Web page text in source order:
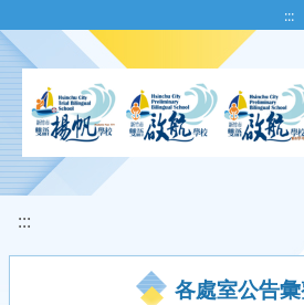
:::
:::
各處室公告